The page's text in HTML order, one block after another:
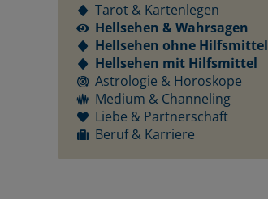
Tarot & Kartenlegen
Hellsehen & Wahrsagen
Hellsehen ohne Hilfsmittel
Hellsehen mit Hilfsmittel
Astrologie & Horoskope
Medium & Channeling
Liebe & Partnerschaft
Beruf & Karriere